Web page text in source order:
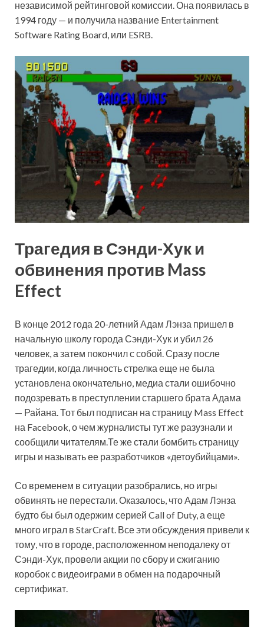
независимой рейтинговой комиссии. Она появилась в
1994 году — и получила название Entertainment
Software Rating Board, или ESRB.
Трагедия в Сэнди-Хук и
обвинения против Mass
Effect
В конце 2012 года 20-летний Адам Лэнза пришел в
начальную школу города Сэнди-Хук и убил 26
человек, а затем покончил с собой. Сразу после
трагедии, когда личность стрелка еще не была
установлена окончательно, медиа стали ошибочно
подозревать в преступлении старшего брата Адама
— Райана. Тот был подписан на страницу Mass Effect
на Facebook, о чем журналисты тут же разузнали и
сообщили читателям.Те же стали бомбить страницу
игры и называть ее разработчиков «детоубийцами».
Со временем в ситуации разобрались, но игры
обвинять не перестали. Оказалось, что Адам Лэнза
будто бы был одержим серией Call of Duty, а еще
много играл в StarCraft. Все эти обсуждения привели к
тому, что в городе, расположенном неподалеку от
Сэнди-Хук, провели акции по сбору и сжиганию
коробок с видеоиграми в обмен на подарочный
сертификат.